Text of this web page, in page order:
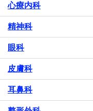
心療内科
精神科
眼科
皮膚科
耳鼻科